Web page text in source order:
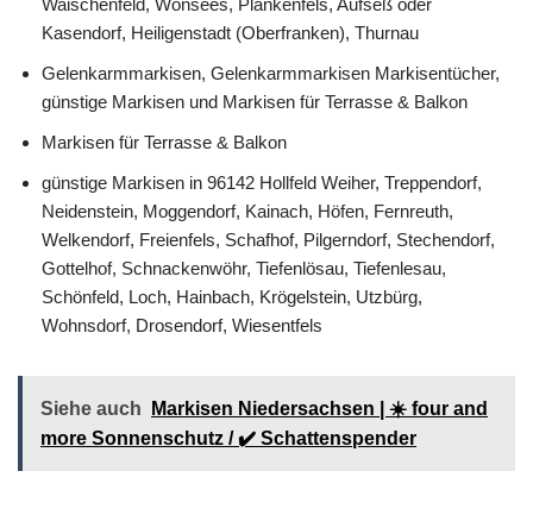
Waischenfeld, Wonsees, Plankenfels, Aufseß oder
Kasendorf, Heiligenstadt (Oberfranken), Thurnau
Gelenkarmmarkisen, Gelenkarmmarkisen Markisentücher,
günstige Markisen und Markisen für Terrasse & Balkon
Markisen für Terrasse & Balkon
günstige Markisen in 96142 Hollfeld Weiher, Treppendorf,
Neidenstein, Moggendorf, Kainach, Höfen, Fernreuth,
Welkendorf, Freienfels, Schafhof, Pilgerndorf, Stechendorf,
Gottelhof, Schnackenwöhr, Tiefenlösau, Tiefenlesau,
Schönfeld, Loch, Hainbach, Krögelstein, Utzbürg,
Wohnsdorf, Drosendorf, Wiesentfels
Siehe auch
Markisen Niedersachsen | ☀️ four and
more Sonnenschutz / ✔️ Schattenspender